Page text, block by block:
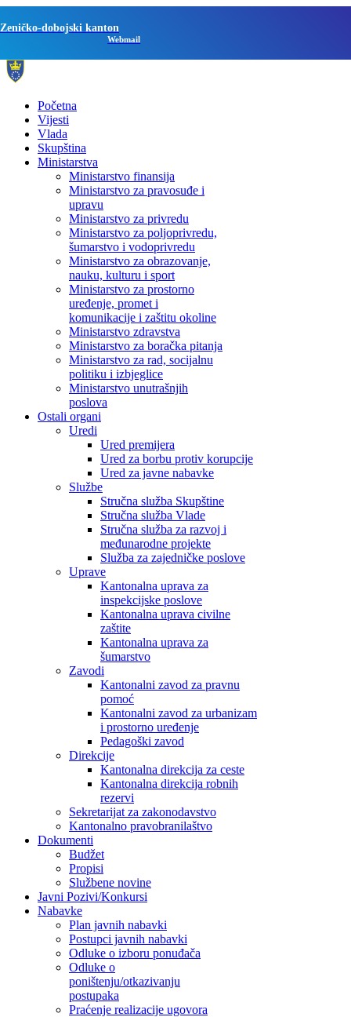
Zeničko-dobojski kanton
Webmail
Početna
Vijesti
Vlada
Skupština
Ministarstva
Ministarstvo finansija
Ministarstvo za pravosuđe i
upravu
Ministarstvo za privredu
Ministarstvo za poljoprivredu,
šumarstvo i vodoprivredu
Ministarstvo za obrazovanje,
nauku, kulturu i sport
Ministarstvo za prostorno
uređenje, promet i
komunikacije i zaštitu okoline
Ministarstvo zdravstva
Ministarstvo za boračka pitanja
Ministarstvo za rad, socijalnu
politiku i izbjeglice
Ministarstvo unutrašnjih
poslova
Ostali organi
Uredi
Ured premijera
Ured za borbu protiv korupcije
Ured za javne nabavke
Službe
Stručna služba Skupštine
Stručna služba Vlade
Stručna služba za razvoj i
međunarodne projekte
Služba za zajedničke poslove
Uprave
Kantonalna uprava za
inspekcijske poslove
Kantonalna uprava civilne
zaštite
Kantonalna uprava za
šumarstvo
Zavodi
Kantonalni zavod za pravnu
pomoć
Kantonalni zavod za urbanizam
i prostorno uređenje
Pedagoški zavod
Direkcije
Kantonalna direkcija za ceste
Kantonalna direkcija robnih
rezervi
Sekretarijat za zakonodavstvo
Kantonalno pravobranilaštvo
Dokumenti
Budžet
Propisi
Službene novine
Javni Pozivi/Konkursi
Nabavke
Plan javnih nabavki
Postupci javnih nabavki
Odluke o izboru ponuđača
Odluke o
poništenju/otkazivanju
postupaka
Praćenje realizacije ugovora